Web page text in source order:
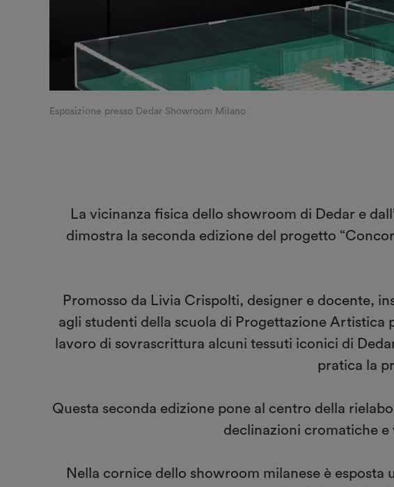
Esposizione presso Dedar Showroom Milano
La vicinanza fisica dello showroom di Dedar e
dimostra la seconda edizione del progetto
Promosso da Livia Crispolti, designer e docente,
agli studenti della scuola di Progettazione Artistica
lavoro di sovrascrittura alcuni tessuti iconici di
pratica la
Questa seconda edizione pone al centro della
declinazioni cromatiche e
Nella cornice dello showroom milanese è